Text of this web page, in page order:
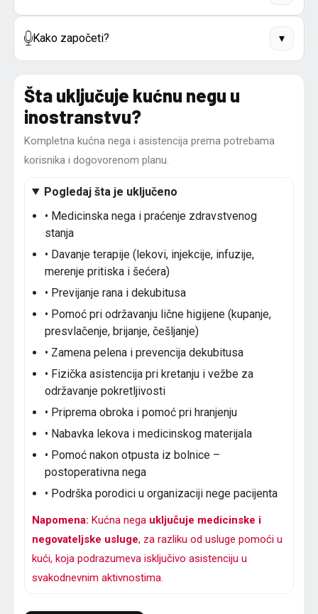
Kako započeti? ▾
Šta uključuje kućnu negu u
inostranstvu?
Kompletna kućna nega i asistencija prema potrebama
korisnika i dogovorenom planu.
Pogledaj šta je uključeno
• Medicinska nega i praćenje zdravstvenog
stanja
• Davanje terapije (lekovi, injekcije, infuzije,
merenje pritiska i šećera)
• Previjanje rana i dekubitusa
• Pomoć pri održavanju lične higijene (kupanje,
presvlačenje, brijanje, češljanje)
• Zamena pelena i prevencija dekubitusa
• Fizička asistencija pri kretanju i vežbe za
održavanje pokretljivosti
• Priprema obroka i pomoć pri hranjenju
• Nabavka lekova i medicinskog materijala
• Pomoć nakon otpusta iz bolnice –
postoperativna nega
• Podrška porodici u organizaciji nege pacijenta
Napomena: Kućna nega uključuje medicinske i
negovateljske usluge, za razliku od usluge pomoći u
kući, koja podrazumeva isključivo asistenciju u
svakodnevnim aktivnostima.